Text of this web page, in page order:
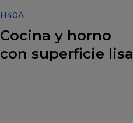
H40A
Cocina y horno
con superficie lisa